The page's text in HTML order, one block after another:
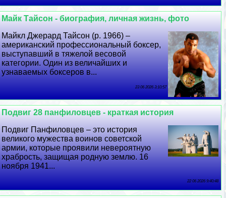
Майк Тайсон - биография, личная жизнь, фото
Майкл Джерард Тайсон (р. 1966) –
американский профессиональный боксер,
выступавший в тяжелой весовой
категории. Один из величайших и
узнаваемых боксеров в...
23 06 2026 3:10:57
Подвиг 28 панфиловцев - краткая история
Подвиг Панфиловцев – это история
великого мужества воинов советской
армии, которые проявили невероятную
храбрость, защищая родную землю. 16
ноября 1941...
22 06 2026 9:40:48